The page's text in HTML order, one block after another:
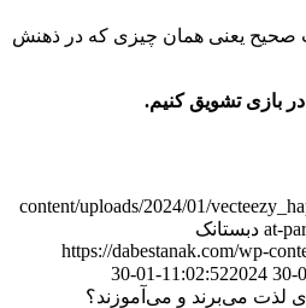
صحیح یعنی همان چیزی که در ذهنش
بازی تشویق کنیم.
content/uploads/2024/01/
at- دبستانک
https://dabestanak.com/wp-
2024-01-30
لذت می‌برند و می‌آموزند؟